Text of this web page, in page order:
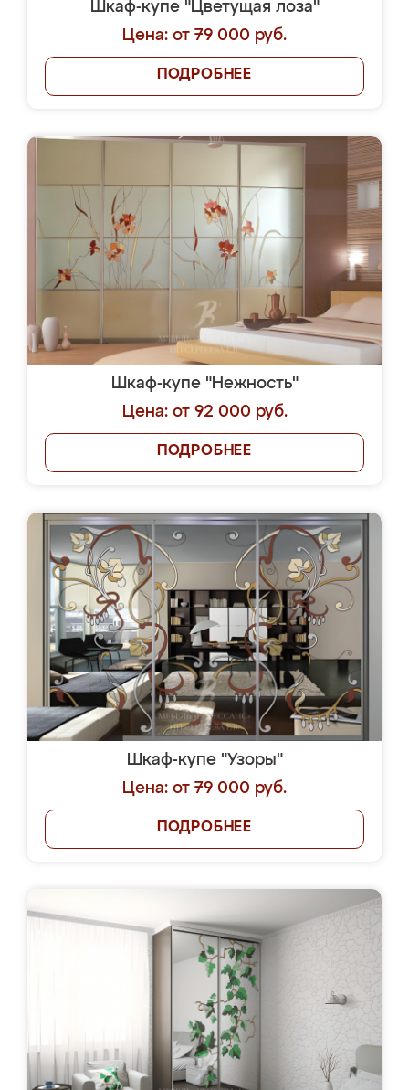
Шкаф-купе "Цветущая лоза"
Цена: от 79 000 руб.
ПОДРОБНЕЕ
Шкаф-купе "Нежность"
Цена: от 92 000 руб.
ПОДРОБНЕЕ
Шкаф-купе "Узоры"
Цена: от 79 000 руб.
ПОДРОБНЕЕ